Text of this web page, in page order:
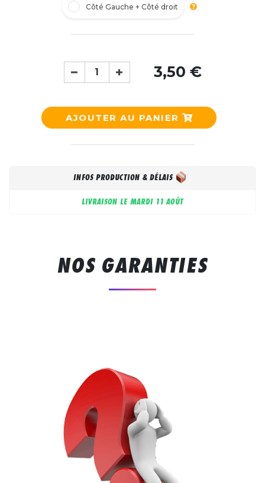
Côté Gauche + Côté droit
3,50 €
AJOUTER AU PANIER
INFOS PRODUCTION & DÉLAIS
LIVRAISON LE MARDI 11 AOÛT
NOS GARANTIES